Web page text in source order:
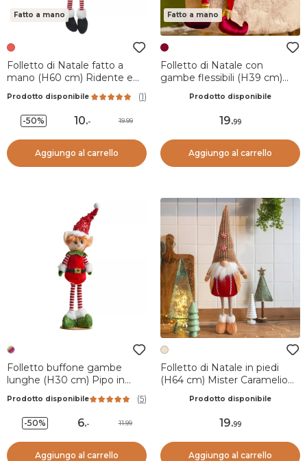
Fatto a mano
Folletto di Natale fatto a
mano (H60 cm) Ridente e
Prodotto disponibile (1)
-50% 10.- 19.99
Aggiungo al carrello
Fatto a mano
Folletto di Natale con
gambe flessibili (H39 cm)
doratoProdotto disponibile
19.99
Aggiungo al carrello
Folletto buffone gambe
lunghe (H30 cm) Pipo in
Prodotto disponibile (5)
-50% 6.- 11.99
Aggiungo al carrello
Folletto di Natale in piedi
(H64 cm) Mister Caramelio
Prodotto disponibile
19.99
Aggiungo al carrello